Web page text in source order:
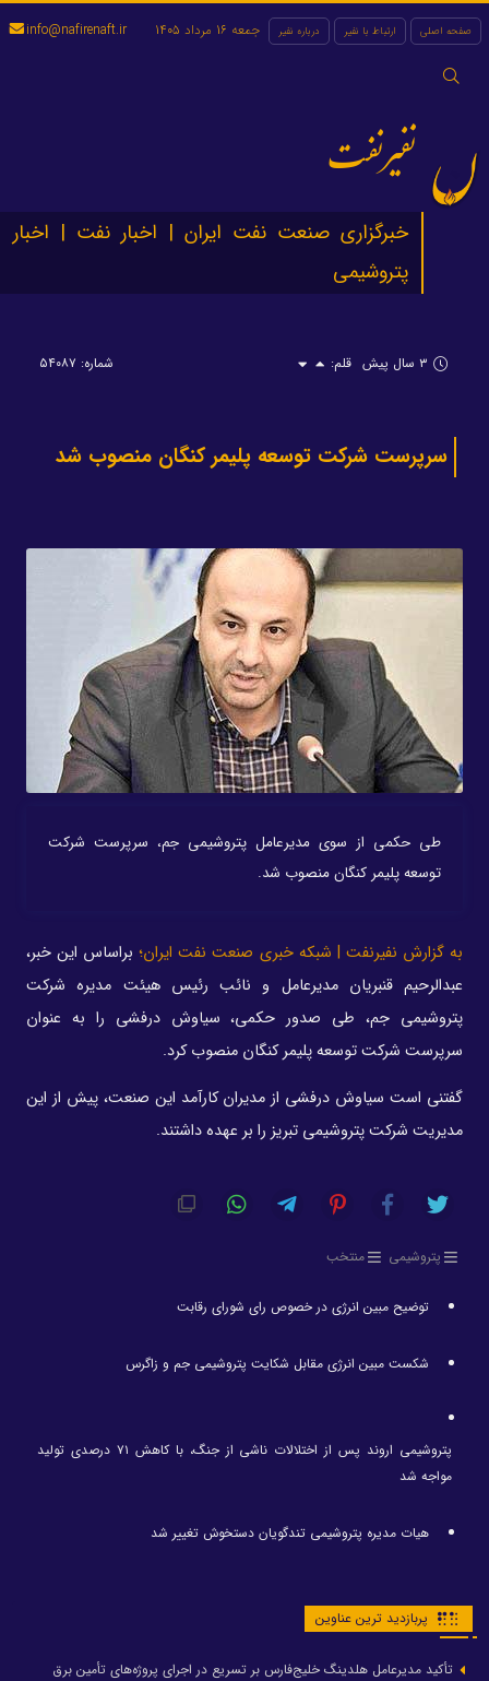
صفحه اصلی ارتباط با نفیر درباره نفیر
جستجو
جمعه 16 مرداد 1405 info@nafirenaft.ir
نفیرنفت
خبرگزاری صنعت نفت ایران | اخبار نفت | اخبار
پتروشیمی
۳ سال پیش قلم: شماره: ۵۴۰۸۷
سرپرست شرکت توسعه پلیمر کنگان منصوب شد
طی حکمی از سوی مدیرعامل پتروشیمی جم، سرپرست شرکت
توسعه پلیمر کنگان منصوب شد.
به گزارش نفیرنفت | شبکه خبری صنعت نفت ایران؛براساس این خبر،
عبدالرحیم قنبریان مدیرعامل و نائب رئیس هیئت مدیره شرکت
پتروشیمی جم، طی صدور حکمی، سیاوش درفشی را به عنوان
سرپرست شرکت توسعه پلیمر کنگان منصوب کرد.
گفتنی است سیاوش درفشی از مدیران کارآمد این صنعت، پیش از این
مدیریت شرکت پتروشیمی تبریز را بر عهده داشتند.
پتروشیمی منتخب
توضیح مبین انرژی در خصوص رای شورای رقابت
شکست مبین انرژی مقابل شکایت پتروشیمی جم و زاگرس
پتروشیمی اروند پس از اختلالات ناشی از جنگ، با کاهش ۷۱ درصدی تولید
مواجه شد
هیات مدیره پتروشیمی تندگویان دستخوش تغییر شد
پربازدید ترین عناوین
تأکید مدیرعامل هلدینگ خلیج‌فارس بر تسریع در اجرای پروژه‌های تأمین برق